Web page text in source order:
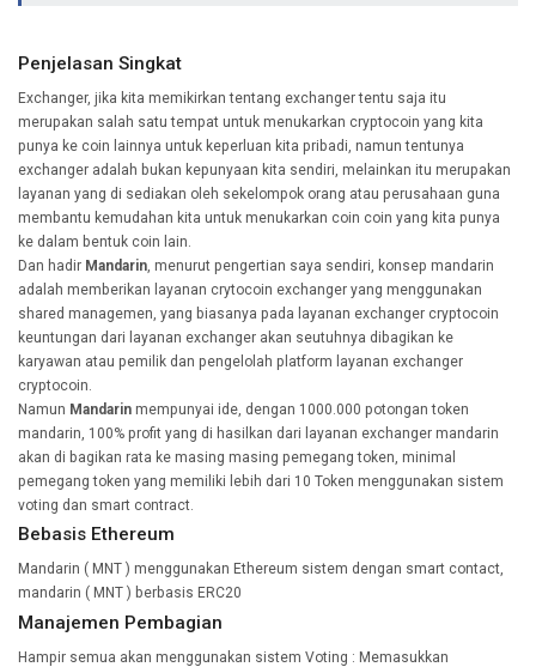
Penjelasan Singkat
Exchanger, jika kita memikirkan tentang exchanger tentu saja itu
merupakan salah satu tempat untuk menukarkan cryptocoin yang kita
punya ke coin lainnya untuk keperluan kita pribadi, namun tentunya
exchanger adalah bukan kepunyaan kita sendiri, melainkan itu merupakan
layanan yang di sediakan oleh sekelompok orang atau perusahaan guna
membantu kemudahan kita untuk menukarkan coin coin yang kita punya
ke dalam bentuk coin lain.
Dan hadir Mandarin, menurut pengertian saya sendiri, konsep mandarin
adalah memberikan layanan crytocoin exchanger yang menggunakan
shared managemen, yang biasanya pada layanan exchanger cryptocoin
keuntungan dari layanan exchanger akan seutuhnya dibagikan ke
karyawan atau pemilik dan pengelolah platform layanan exchanger
cryptocoin.
Namun Mandarin mempunyai ide, dengan 1000.000 potongan token
mandarin, 100% profit yang di hasilkan dari layanan exchanger mandarin
akan di bagikan rata ke masing masing pemegang token, minimal
pemegang token yang memiliki lebih dari 10 Token menggunakan sistem
voting dan smart contract.
Bebasis Ethereum
Mandarin ( MNT ) menggunakan Ethereum sistem dengan smart contact,
mandarin ( MNT ) berbasis ERC20
Manajemen Pembagian
Hampir semua akan menggunakan sistem Voting : Memasukkan